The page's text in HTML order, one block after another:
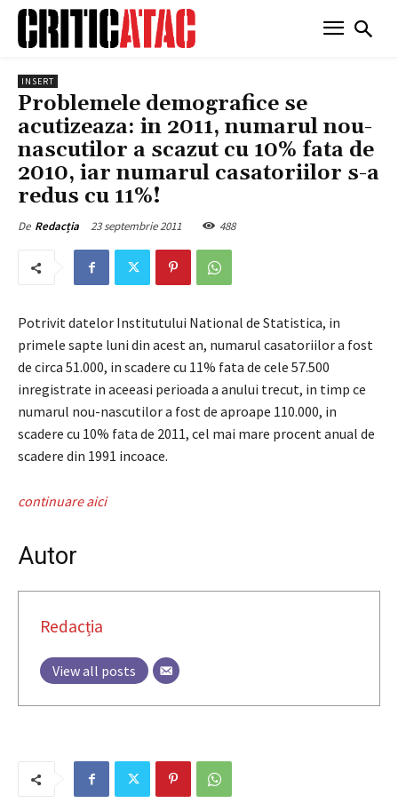
INSERT
Problemele demografice se
acutizeaza: in 2011, numarul nou-
nascutilor a scazut cu 10% fata de
2010, iar numarul casatoriilor s-a
redus cu 11%!
De Redacția 23 septembrie 2011 488
Potrivit datelor Institutului National de Statistica, in
primele sapte luni din acest an, numarul casatoriilor a fost
de circa 51.000, in scadere cu 11% fata de cele 57.500
inregistrate in aceeasi perioada a anului trecut, in timp ce
numarul nou-nascutilor a fost de aproape 110.000, in
scadere cu 10% fata de 2011, cel mai mare procent anual de
scadere din 1991 incoace.
continuare aici
Autor
Redacția
View all posts